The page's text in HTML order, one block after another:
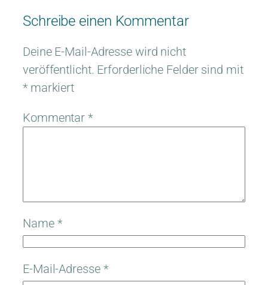
Schreibe einen Kommentar
Deine E-Mail-Adresse wird nicht
veröffentlicht. Erforderliche Felder sind mit
*markiert
Kommentar*
Name *
E-Mail-Adresse *